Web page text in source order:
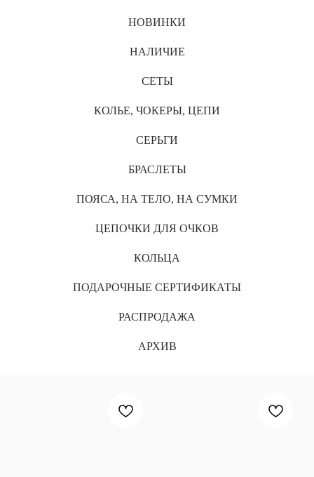
НОВИНКИ
НАЛИЧИЕ
СЕТЫ
КОЛЬЕ, ЧОКЕРЫ, ЦЕПИ
СЕРЬГИ
БРАСЛЕТЫ
ПОЯСА, НА ТЕЛО, НА СУМКИ
ЦЕПОЧКИ ДЛЯ ОЧКОВ
КОЛЬЦА
ПОДАРОЧНЫЕ СЕРТИФИКАТЫ
РАСПРОДАЖА
АРХИВ